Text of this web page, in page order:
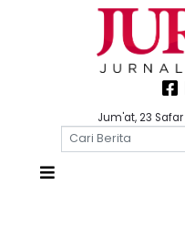
Jum'at, 23